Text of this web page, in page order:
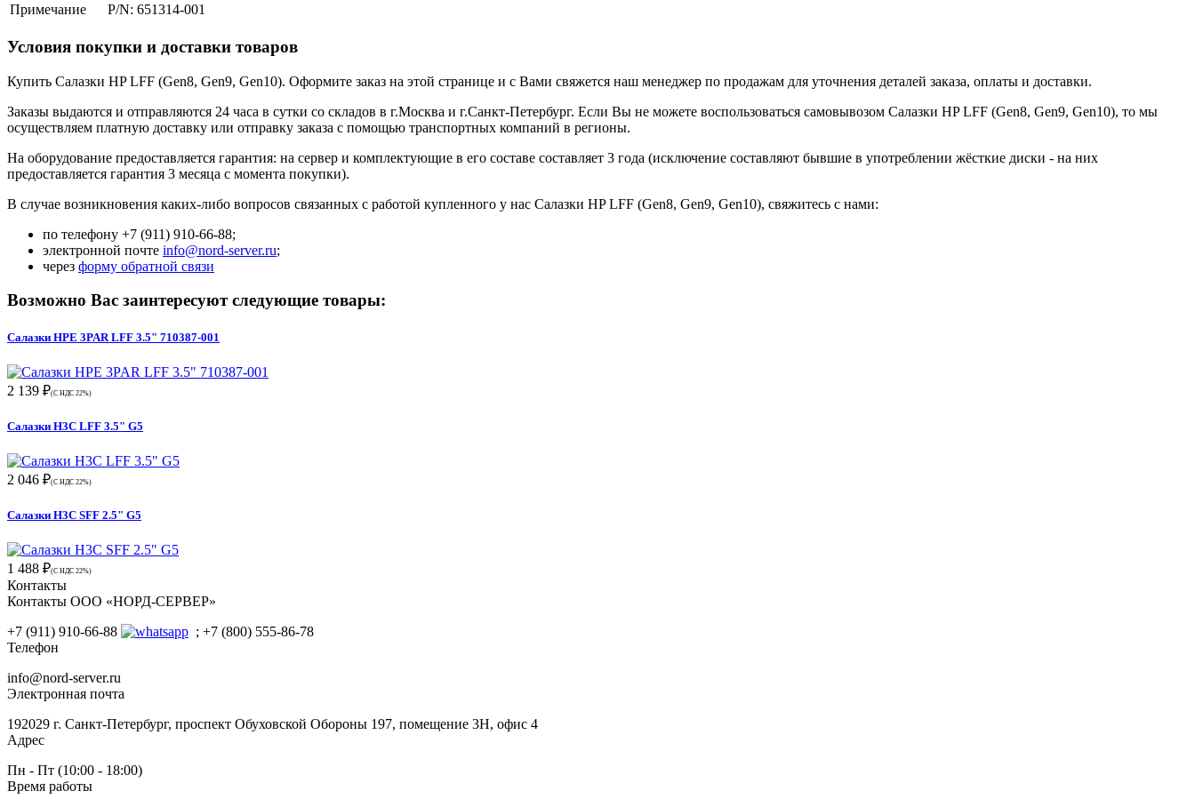
Примечание
P/N: 651314-001
Условия покупки и доставки товаров
Купить Салазки HP LFF (Gen8, Gen9, Gen10). Оформите заказ на этой странице и с Вами свяжется наш менеджер по продажам для уточнения деталей заказа, оплаты и доставки.
Заказы выдаются и отправляются 24 часа в сутки со складов в г.Москва и г.Санкт-Петербург. Если Вы не можете воспользоваться самовывозом Салазки HP LFF (Gen8, Gen9, Gen10), то мы
осуществляем платную доставку или отправку заказа с помощью транспортных компаний в регионы.
На оборудование предоставляется гарантия: на сервер и комплектующие в его составе составляет 3 года (исключение составляют бывшие в употреблении жёсткие диски - на них
предоставляется гарантия 3 месяца с момента покупки).
В случае возникновения каких-либо вопросов связанных с работой купленного у нас Салазки HP LFF (Gen8, Gen9, Gen10), свяжитесь с нами:
по телефону +7 (911) 910-66-88;
электронной почте info@nord-server.ru;
через форму обратной связи
Возможно Вас заинтересуют следующие товары:
Салазки HPE 3PAR LFF 3.5" 710387-001
2 139 ₽(С НДС 22%)
Салазки H3C LFF 3.5" G5
2 046 ₽(С НДС 22%)
Салазки H3C SFF 2.5" G5
1 488 ₽(С НДС 22%)
Контакты
Контакты ООО «НОРД-СЕРВЕР»
+7 (911) 910-66-88
; +7 (800) 555-86-78
Телефон
info@nord-server.ru
Электронная почта
192029 г. Санкт-Петербург, проспект Обуховской Обороны 197, помещение 3Н, офис 4
Адрес
Пн - Пт (10:00 - 18:00)
Время работы